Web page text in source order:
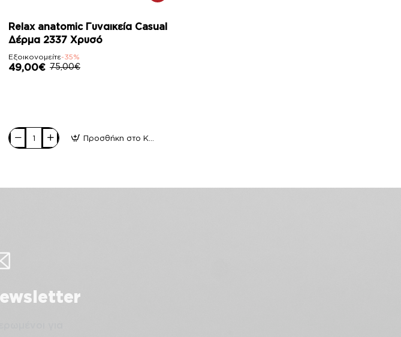
-35%
Relax anatomic Γυναικεία Casual
Δέρμα 2337 Χρυσό
Εξοικονομείτε-35%
49,00€ 75,00€
Relax
anatomic
2337
Προσθήκη στο Καλάθι